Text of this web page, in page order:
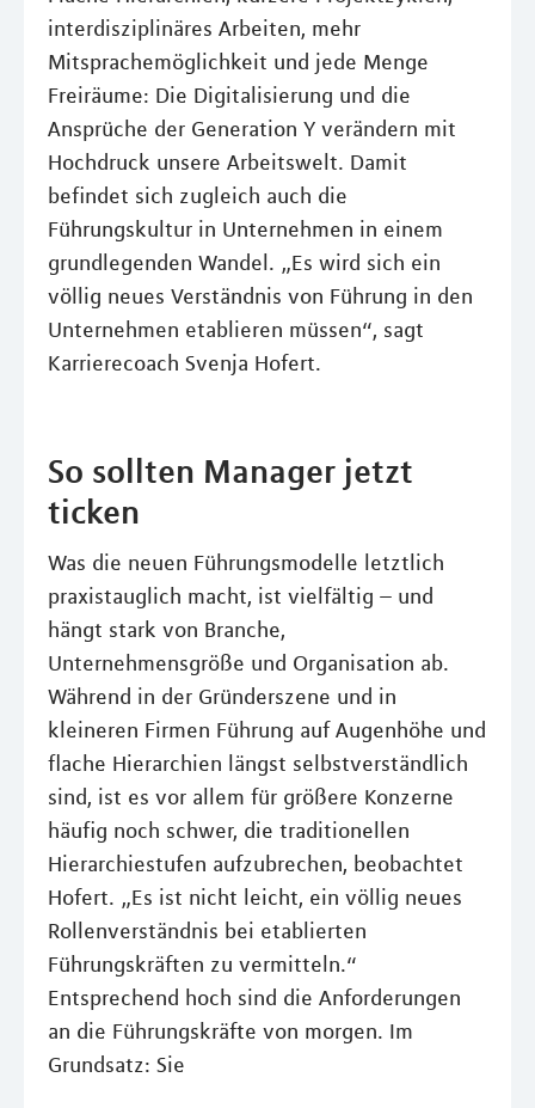
interdisziplinäres Arbeiten, mehr
Mitsprachemöglichkeit und jede Menge
Freiräume: Die Digitalisierung und die
Ansprüche der Generation Y verändern mit
Hochdruck unsere Arbeitswelt. Damit
befindet sich zugleich auch die
Führungskultur in Unternehmen in einem
grundlegenden Wandel. „Es wird sich ein
völlig neues Verständnis von Führung in den
Unternehmen etablieren müssen“, sagt
Karrierecoach Svenja Hofert.
So sollten Manager jetzt
ticken
Was die neuen Führungsmodelle letztlich
praxistauglich macht, ist vielfältig – und
hängt stark von Branche,
Unternehmensgröße und Organisation ab.
Während in der Gründerszene und in
kleineren Firmen Führung auf Augenhöhe und
flache Hierarchien längst selbstverständlich
sind, ist es vor allem für größere Konzerne
häufig noch schwer, die traditionellen
Hierarchiestufen aufzubrechen, beobachtet
Hofert. „Es ist nicht leicht, ein völlig neues
Rollenverständnis bei etablierten
Führungskräften zu vermitteln.“
Entsprechend hoch sind die Anforderungen
an die Führungskräfte von morgen. Im
Grundsatz: Sie